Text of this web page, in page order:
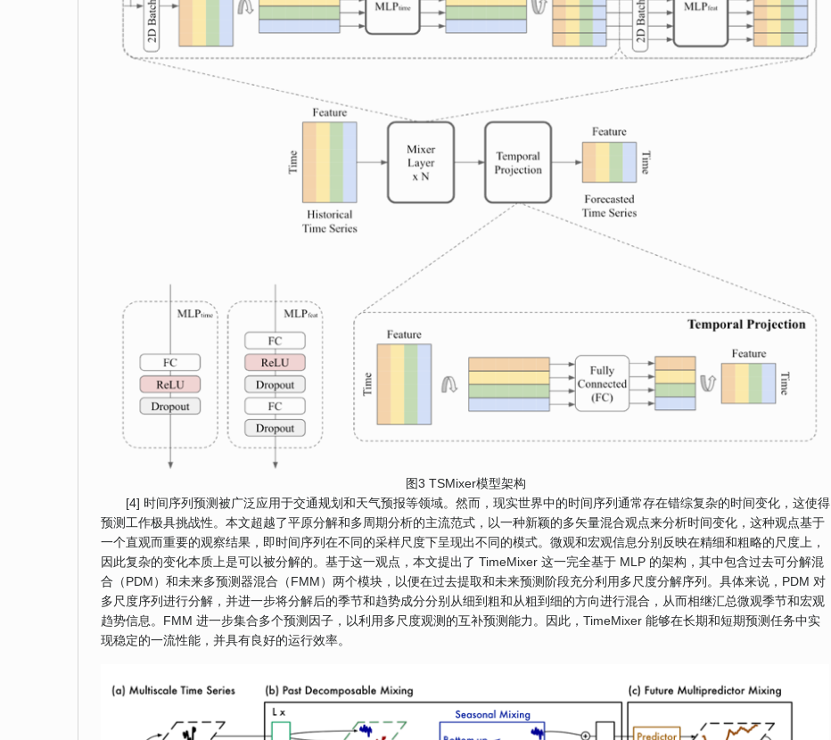
图3 TSMixer模型架构
[4] 时间序列预测被广泛应用于交通规划和天气预报等领域。然而，现实世界中的时间序列通常存在错综复杂的时间变化，这使得
预测工作极具挑战性。本文超越了平原分解和多周期分析的主流范式，以一种新颖的多矢量混合观点来分析时间变化，这种观点基于
一个直观而重要的观察结果，即时间序列在不同的采样尺度下呈现出不同的模式。微观和宏观信息分别反映在精细和粗略的尺度上，
因此复杂的变化本质上是可以被分解的。基于这一观点，本文提出了 TimeMixer 这一完全基于 MLP 的架构，其中包含过去可分解混
合（PDM）和未来多预测器混合（FMM）两个模块，以便在过去提取和未来预测阶段充分利用多尺度分解序列。具体来说，PDM 对
多尺度序列进行分解，并进一步将分解后的季节和趋势成分分别从细到粗和从粗到细的方向进行混合，从而相继汇总微观季节和宏观
趋势信息。FMM 进一步集合多个预测因子，以利用多尺度观测的互补预测能力。因此，TimeMixer 能够在长期和短期预测任务中实
现稳定的一流性能，并具有良好的运行效率。